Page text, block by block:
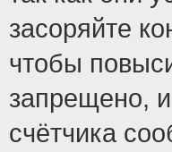
засоряйте
чтобы
запрещено,
счётчика